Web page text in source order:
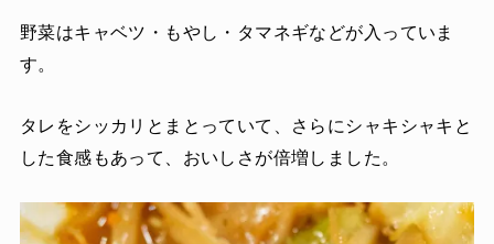
野菜はキャベツ・もやし・タマネギなどが入っていま
す。
タレをシッカリとまとっていて、さらにシャキシャキと
した食感もあって、おいしさが倍増しました。